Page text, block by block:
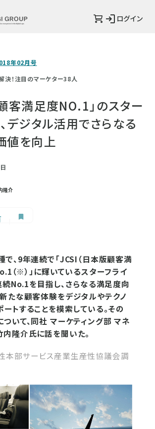
ログイン
年02月号
決！注目のマーケター38人
客満足度NO.1」のスター
デジタル活用でさらなる
値を向上
隆介
、9年連続で「JCSI（日本版顧客満
（※）」に輝いているスターフライ
続No.1を目指し、さらなる満足度向
たな顧客体験をデジタルやテクノ
トすることを模索している。その
いて、同社 マーケティング部 マネ
隆介氏に話を聞いた。
本部サービス産業生産性協議会調